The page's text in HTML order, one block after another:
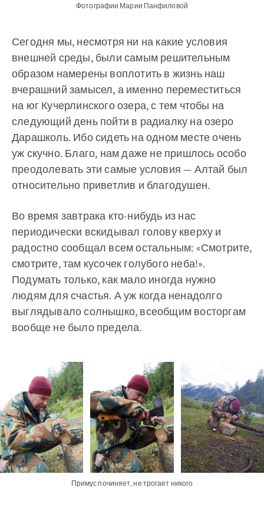
Фотографии Марии Панфиловой
Сегодня мы, несмотря ни на какие условия
внешней среды, были самым решительным
образом намерены воплотить в жизнь наш
вчерашний замысел, а именно переместиться
на юг Кучерлинского озера, с тем чтобы на
следующий день пойти в радиалку на озеро
Дарашколь. Ибо сидеть на одном месте очень
уж скучно. Благо, нам даже не пришлось особо
преодолевать эти самые условия — Алтай был
относительно приветлив и благодушен.
Во время завтрака кто-нибудь из нас
периодически вскидывал голову кверху и
радостно сообщал всем остальным: «Смотрите,
смотрите, там кусочек голубого неба!».
Подумать только, как мало иногда нужно
людям для счастья. А уж когда ненадолго
выглядывало солнышко, всеобщим восторгам
вообще не было предела.
Примус починяет, не трогает никого